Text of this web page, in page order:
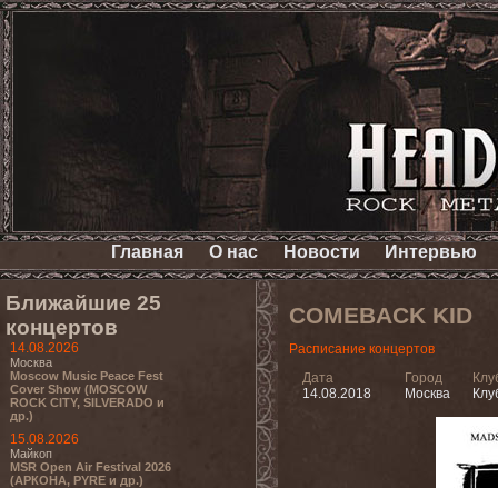
Главная О нас Новости Интервью
Ближайшие 25
концертов
14.08.2026
Москва
Moscow Music Peace Fest
Cover Show (MOSCOW
ROCK CITY, SILVERADO и
др.)
15.08.2026
Майкоп
MSR Open Air Festival 2026
(АРКОНА, PYRE и др.)
COMEBACK KID
Расписание концертов
Дата
14.08.2018
Город
Москва